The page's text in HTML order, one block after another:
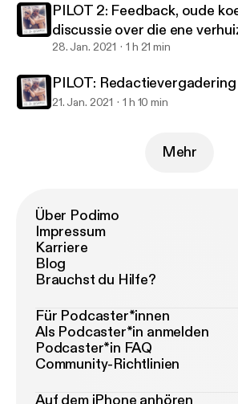
mannen...
PILOT 2: Feedback, oude
discussie over die ene
nou jaloers op Monica
28. Jan. 2021 1 h 21 min
PILOT: Redactievergadering
21. Jan. 2021 1 h 10 min
Mehr
Über Podimo
Impressum
Karriere
Blog
Brauchst du Hilfe?
Für Podcaster*innen
Als Podcaster*in anmelden
Podcaster*in FAQ
Community-Richtlinien
Auf dem iPhone anhören